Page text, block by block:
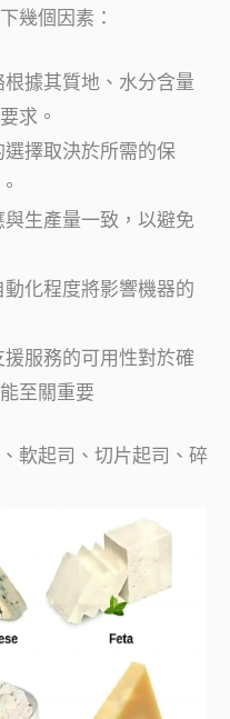
幾個因素：
根據其質地、水分含量
求。
選擇取決於所需的保
生產量一致，以避免
動化程度將影響機器的
援服務的可用性對於確
至關重要
軟起司、切片起司、碎